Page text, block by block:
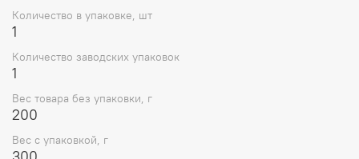
Количество в упаковке, шт
1
Количество заводских упаковок
1
Вес товара без упаковки, г
200
Вес с упаковкой, г